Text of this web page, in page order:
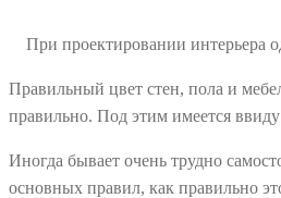
При проектировании интерьера
Правильный цвет стен, пола и
правильно. Под этим имеется
Иногда бывает очень трудно
основных правил, как правильно